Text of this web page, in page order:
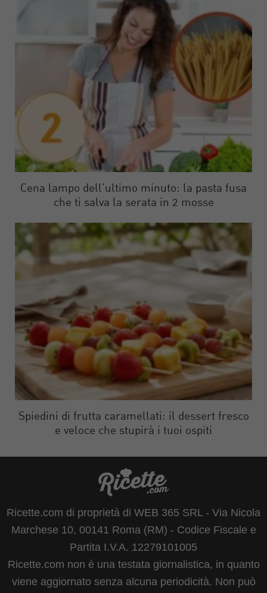
Cena lampo dell’ultimo minuto: la pasta fusa
che ti salva la serata in 2 mosse
Spiedini di frutta caramellati: il dessert fresco
e veloce che stupirà i tuoi ospiti
Ricette.com di proprietà di WEB 365 SRL - Via Nicola
Marchese 10, 00141 Roma (RM) - Codice Fiscale e
Partita I.V.A. 12279101005
Ricette.com non è una testata giornalistica, in quanto
viene aggiornato senza alcuna periodicità. Non può